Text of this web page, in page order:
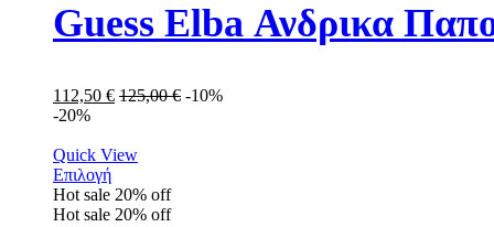
Guess Elba Ανδρικα
112,50 € 125,00€ -10%
-20%
Quick View
Επιλογή
Hot sale 20% off
Hot sale 20% off